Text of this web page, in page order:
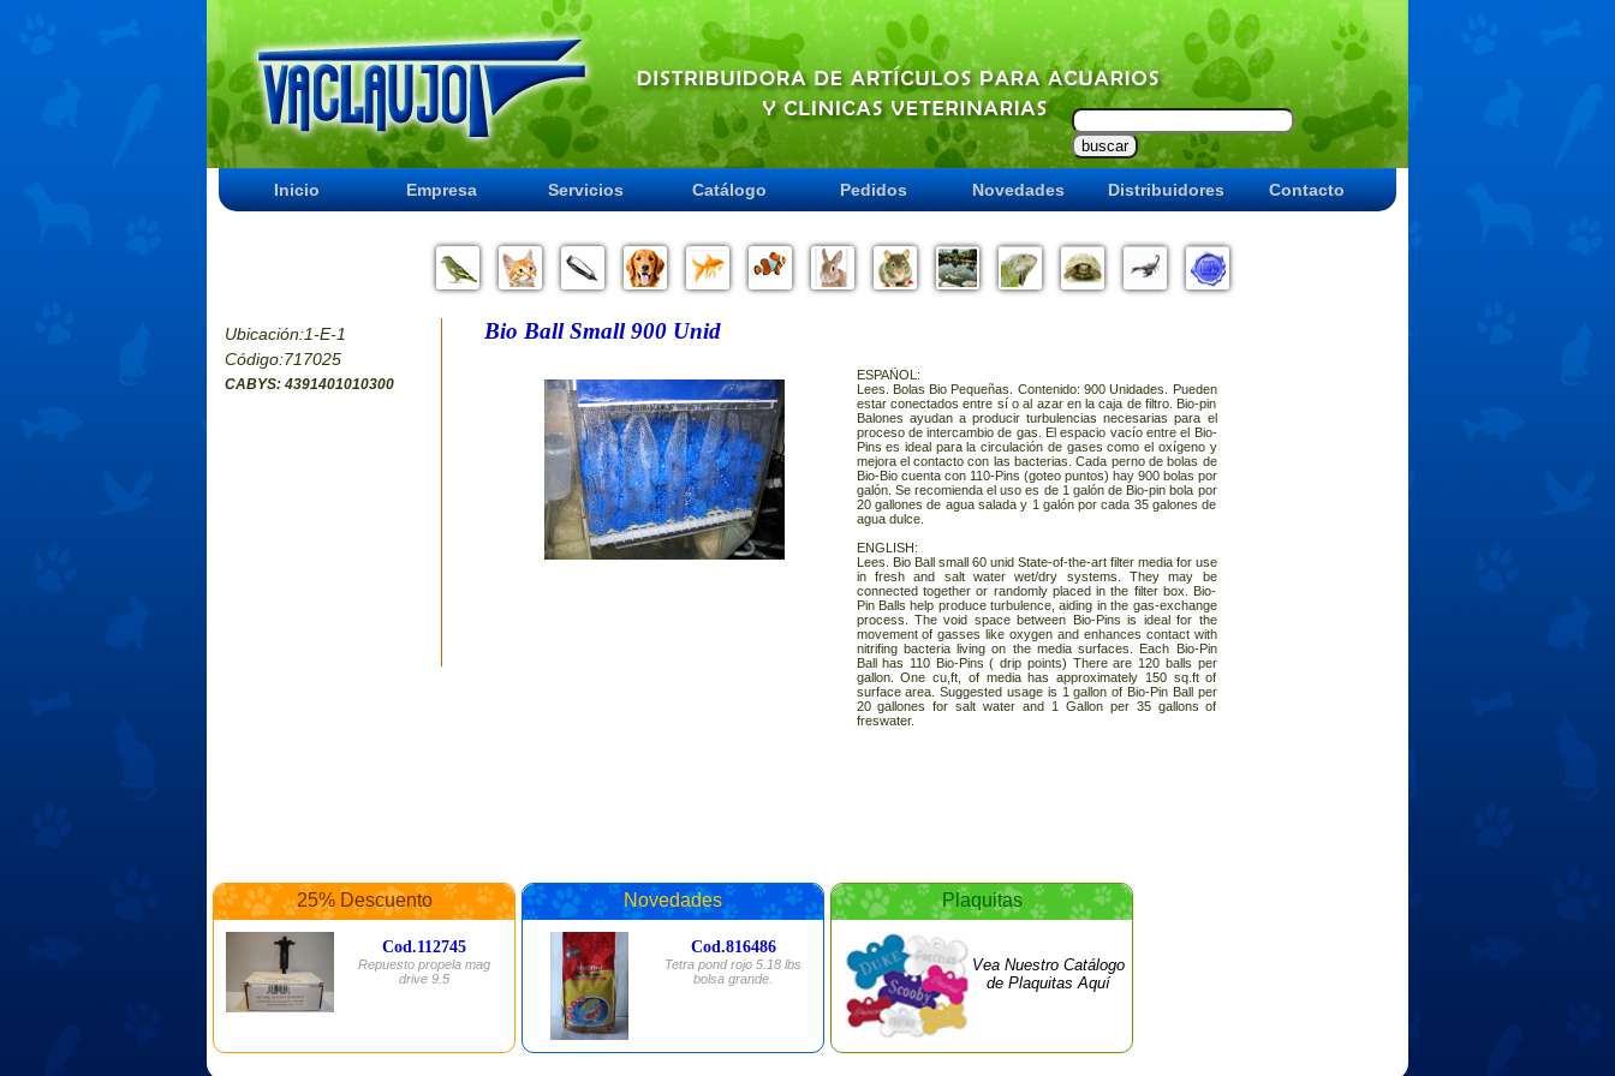
Inicio Empresa Servicios Catálogo Pedidos Novedades Distribuidores Contacto
Ubicación:1-E-1
Código:717025
CABYS: 4391401010300
Bio Ball Small 900 Unid
ESPAÑOL:
Lees. Bolas Bio Pequeñas. Contenido: 900 Unidades. Pueden
estar conectados entre sí o al azar en la caja de filtro. Bio-pin
Balones ayudan a producir turbulencias necesarias para el
proceso de intercambio de gas. El espacio vacío entre el Bio-
Pins es ideal para la circulación de gases como el oxígeno y
mejora el contacto con las bacterias. Cada perno de bolas de
Bio-Bio cuenta con 110-Pins (goteo puntos) hay 900 bolas por
galón. Se recomienda el uso es de 1 galón de Bio-pin bola por
20 gallones de agua salada y 1 galón por cada 35 galones de
agua dulce.
ENGLISH:
Lees. Bio Ball small 60 unid State-of-the-art filter media for use
in fresh and salt water wet/dry systems. They may be
connected together or randomly placed in the filter box. Bio-
Pin Balls help produce turbulence, aiding in the gas-exchange
process. The void space between Bio-Pins is ideal for the
movement of gasses like oxygen and enhances contact with
nitrifing bacteria living on the media surfaces. Each Bio-Pin
Ball has 110 Bio-Pins ( drip points) There are 120 balls per
gallon. One cu,ft, of media has approximately 150 sq.ft of
surface area. Suggested usage is 1 gallon of Bio-Pin Ball per
20 gallones for salt water and 1 Gallon per 35 gallons of
freswater.
25% Descuento
Cod.112745
Repuesto propela mag
drive 9.5
Novedades
Cod.816486
Tetra pond rojo 5.18 lbs
bolsa grande.
Plaquitas
Vea Nuestro Catálogo
de Plaquitas Aquí